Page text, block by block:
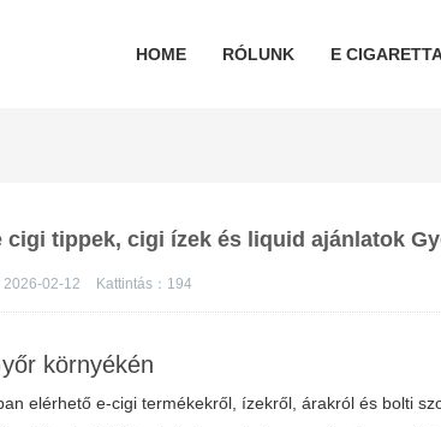
HOME RÓLUNK E
tippek, cigi ízek és liquid ajánlatok
2026-02-12 Kattintás： 194
környékén
elérhető e-cigi termékekről, ízekről, árakról és bolti